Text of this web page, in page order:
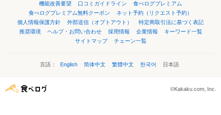
機能改善要望
口コミガイドライン
食べログプレミアム
食べログプレミアム無料クーポン
ネット予約（リクエスト予約）
個人情報保護方針
外部送信（オプトアウト）
特定商取引法に基づく表記
推奨環境
ヘルプ・お問い合わせ 採用情報 企業情報
キーワード一覧
サイトマップ
チェーン一覧
言語： English 简体中文 繁體中文 한국어 日本語
©Kakaku.com, Inc.